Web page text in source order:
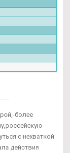
более
с нехваткой
действия